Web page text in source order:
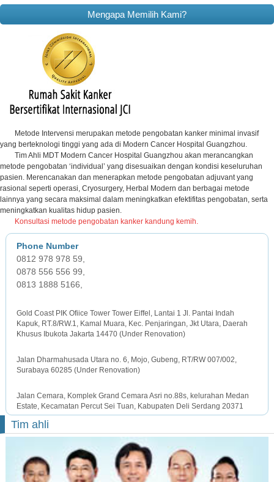
Mengapa Memilih Kami?
Metode Intervensi merupakan metode pengobatan kanker minimal invasif
yang berteknologi tinggi yang ada di Modern Cancer Hospital Guangzhou.
Tim Ahli MDT Modern Cancer Hospital Guangzhou akan merancangkan
metode pengobatan ‘individual’ yang disesuaikan dengan kondisi keseluruhan
pasien. Merencanakan dan menerapkan metode pengobatan adjuvant yang
rasional seperti operasi, Cryosurgery, Herbal Modern dan berbagai metode
lainnya yang secara maksimal dalam meningkatkan efektifitas pengobatan, serta
meningkatkan kualitas hidup pasien.
Konsultasi metode pengobatan kanker kandung kemih.
0812 978 978 59,
0878 556 556 99,
0813 1888 5166,
Gold Coast PIK Ofiice Tower Tower Eiffel, Lantai 1 Jl. Pantai Indah
Kapuk, RT.8/RW.1, Kamal Muara, Kec. Penjaringan, Jkt Utara, Daerah
Khusus Ibukota Jakarta 14470 (Under Renovation)
Jalan Dharmahusada Utara no. 6, Mojo, Gubeng, RT/RW 007/002,
Surabaya 60285 (Under Renovation)
Jalan Cemara, Komplek Grand Cemara Asri no.88s, kelurahan Medan
Estate, Kecamatan Percut Sei Tuan, Kabupaten Deli Serdang 20371
Tim ahli